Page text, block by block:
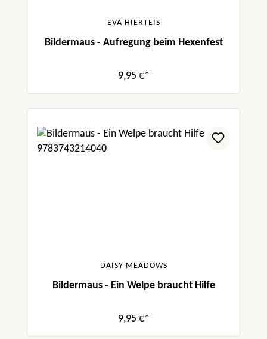
EVA HIERTEIS
Bildermaus - Aufregung beim Hexenfest
9,95 €*
DAISY MEADOWS
Bildermaus - Ein Welpe braucht Hilfe
9,95 €*